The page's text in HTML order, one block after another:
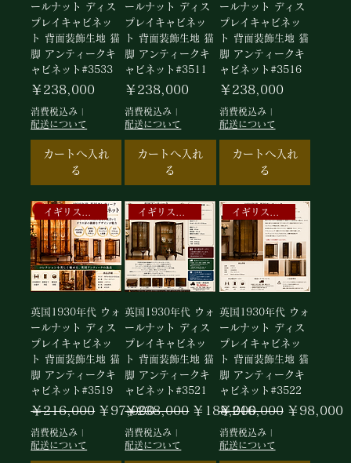
ールナット ディス
プレイキャビネッ
ト 背面装飾生地 猫
脚 アンティークキ
ャビネット#3533
価格
￥238,000
消費税込み |
配送について
カートへ入れ
る
ールナット ディス
プレイキャビネッ
ト 背面装飾生地 猫
脚 アンティークキ
ャビネット#3511
価格
￥238,000
消費税込み |
配送について
カートへ入れ
る
ールナット ディス
プレイキャビネッ
ト 背面装飾生地 猫
脚 アンティークキ
ャビネット#3516
価格
￥238,000
消費税込み|
配送について
カートへ入れ
る
英国1930年代 ウォ
ールナット ディス
プレイキャビネッ
ト 背面装飾生地 猫
脚 アンティークキ
ャビネット#3519
通常価格
￥216,000 セール価格
￥97,000
消費税込み |
配送について
英国1930年代 ウォ
ールナット ディス
プレイキャビネッ
ト 背面装飾生地 猫
脚 アンティークキ
ャビネット#3521
通常価格
￥238,000 セール価格
￥188,000
消費税込み |
配送について
英国1930年代 ウォ
ールナット ディス
プレイキャビネッ
ト 背面装飾生地 猫
脚 アンティークキ
ャビネット#3522
通常価格
￥216,000 セール価格
￥98,000
消費税込み|
配送について